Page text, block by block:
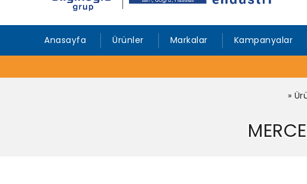
Anasayfa Ürünler Markalar Kampanyalar
»